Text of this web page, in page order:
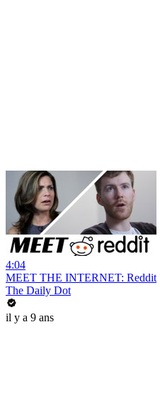
4:04
MEET THE INTERNET: Reddit
The Daily Dot
il y a 9 ans